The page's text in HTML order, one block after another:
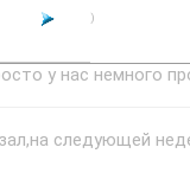
)
у нас немного
следующей